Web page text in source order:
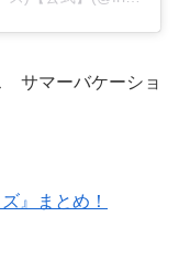
サマーバケーショ
』まとめ！